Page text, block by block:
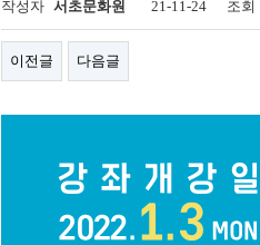
작성자 서초문화원 21-11-24 조회
이전글 다음글